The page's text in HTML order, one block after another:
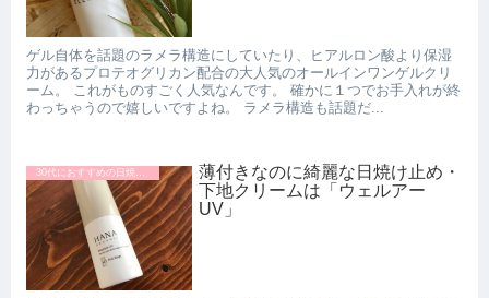
ゲル自体を話題のラメラ構造にしていたり、ヒアルロン酸より保湿
力があるプロテオグリカン配合の大人気のオールインワンゲルクリ
ーム。 これがものすごく人気なんです。 確かに１つでお手入れが終
わっちゃうので嬉しいですよね。 ラメラ構造も話題だ...
薄付きなのに綺麗な日焼け止め・
下地クリームは「ウェルアー
UV」